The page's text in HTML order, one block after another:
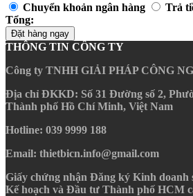
Chuyển khoản ngân hàng
Trả
Tổng:
Đặt hàng ngay
THÔNG TIN CÔNG TY
Công ty TNHH GIẢI PHÁP CÔNG
Địa chỉ ĐKKD: Số 31 Đường số 2,
Thành phố Hồ Chí Minh, Việt Nam
Hotline: 039 9999 188
Email: thietbicn.info@gmail.com
Giấy chứng nhận Đăng ký Kinh doanh
Kế hoạch và Đầu tư Thành phố HCM